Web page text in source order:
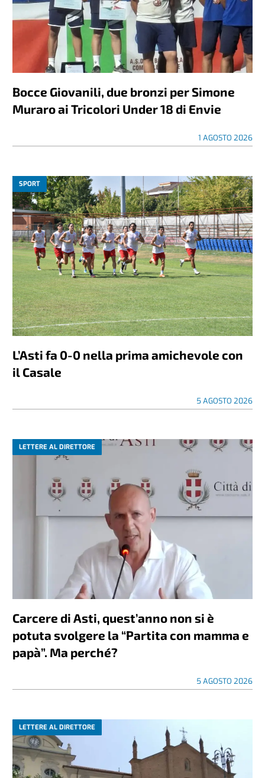
Bocce Giovanili, due bronzi per Simone
Muraro ai Tricolori Under 18 di Envie
1 AGOSTO 2026
SPORT
L’Asti fa 0-0 nella prima amichevole con
il Casale
5 AGOSTO 2026
LETTERE AL DIRETTORE
Carcere di Asti, quest’anno non si è
potuta svolgere la “Partita con mamma e
papà”. Ma perché?
5 AGOSTO 2026
LETTERE AL DIRETTORE